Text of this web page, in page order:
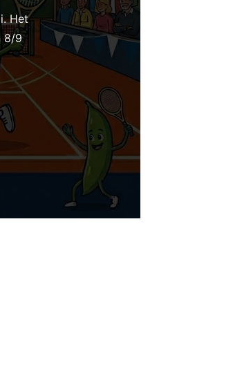
Het
8/9